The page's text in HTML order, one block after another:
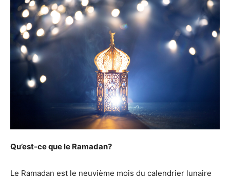
Qu’est-ce que le Ramadan?
Le Ramadan est le neuvième mois du calendrier lunaire